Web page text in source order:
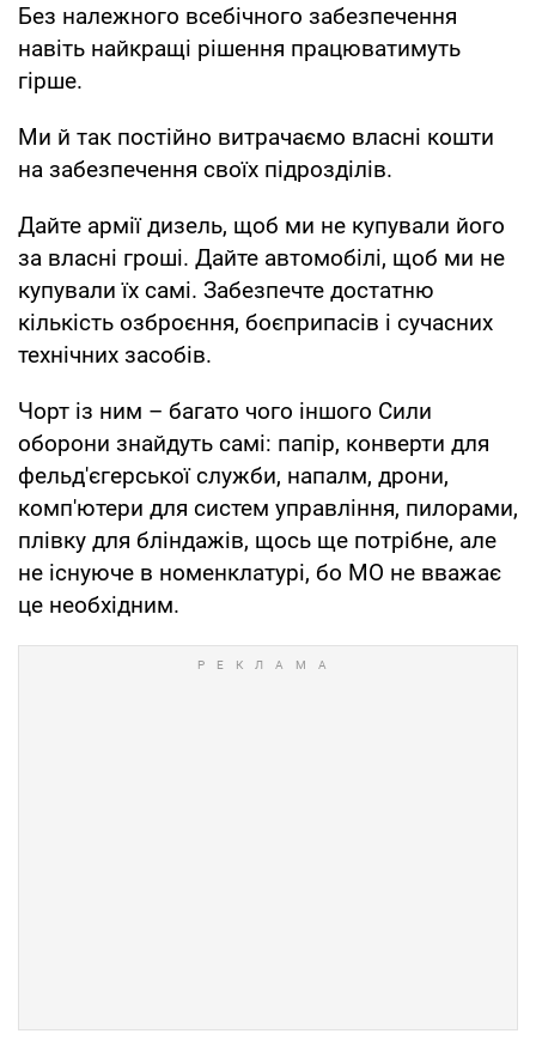
Без належного всебічного забезпечення
навіть найкращі рішення працюватимуть
гірше.
Ми й так постійно витрачаємо власні кошти
на забезпечення своїх підрозділів.
Дайте армії дизель, щоб ми не купували його
за власні гроші. Дайте автомобілі, щоб ми не
купували їх самі. Забезпечте достатню
кількість озброєння, боєприпасів і сучасних
технічних засобів.
Чорт із ним – багато чого іншого Сили
оборони знайдуть самі: папір, конверти для
фельд'єгерської служби, напалм, дрони,
комп'ютери для систем управління, пилорами,
плівку для бліндажів, щось ще потрібне, але
не існуюче в номенклатурі, бо МО не вважає
це необхідним.